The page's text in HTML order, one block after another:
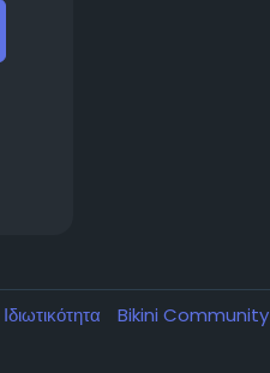
Ιδιωτικότητα Bikini Community